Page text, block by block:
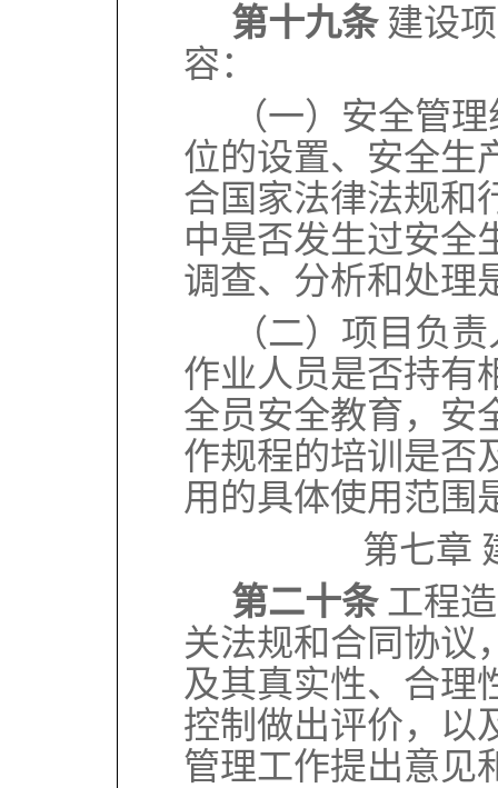
第十九条 建设
容：
（一）安全管
位的设置、安全生
合国家法律法规和
中是否发生过安全
调查、分析和处理
（二）项目负
作业人员是否持有
全员安全教育，安
作规程的培训是否
用的具体使用范围
第七章
第二十条 工程
关法规和合同协议
及其真实性、合理
控制做出评价，以
管理工作提出意见